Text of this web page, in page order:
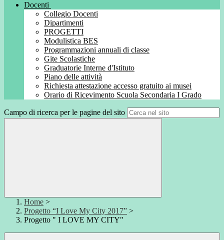
Docenti
Collegio Docenti
Dipartimenti
PROGETTI
Modulistica BES
Programmazioni annuali di classe
Gite Scolastiche
Graduatorie Interne d'Istituto
Piano delle attività
Richiesta attestazione accesso gratuito ai musei
Orario di Ricevimento Scuola Secondaria I Grado
Campo di ricerca per le pagine del sito
Home >
Progetto “I Love My City 2017” >
Progetto " I LOVE MY CITY"